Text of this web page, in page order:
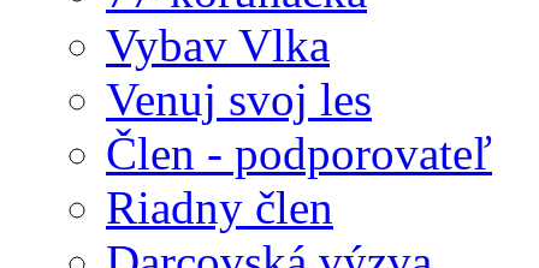
Vybav Vlka
Venuj svoj les
Člen - podporovateľ
Riadny člen